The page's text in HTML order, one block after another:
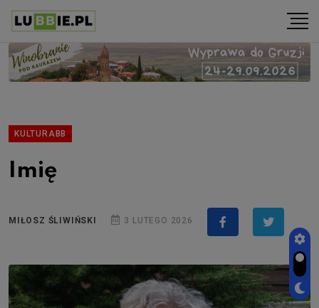
KULTURABB
Imię
MIŁOSZ ŚLIWIŃSKI 3 LUTEGO 2026